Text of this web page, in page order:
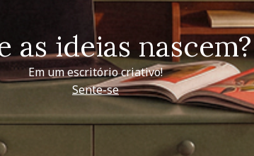
as ideias nascem?
Em um escritório criativo!
Sente-se